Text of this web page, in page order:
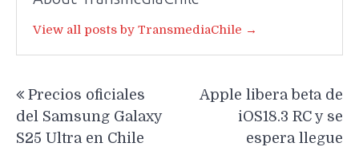
View all posts by TransmediaChile →
de
entradas
Precios oficiales
del Samsung Galaxy
S25 Ultra en Chile
Apple libera beta de
iOS18.3 RC y se
espera llegue